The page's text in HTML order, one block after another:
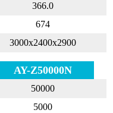
366.0
674
3000x2400x2900
AY-Z50000N
50000
5000